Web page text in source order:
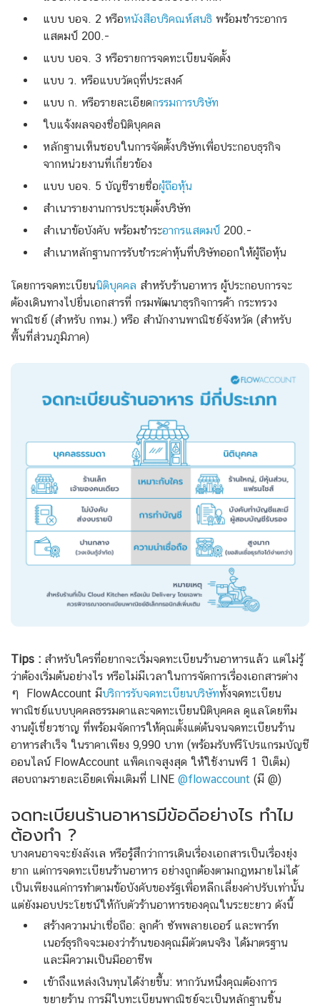
แบบ บอจ. 2 หรือหนังสือบริคณห์สนธิ พร้อมชำระอากร
แสตมป์ 200.-
แบบ บอจ. 3 หรือรายการจดทะเบียนจัดตั้ง
แบบ ว. หรือแบบวัตถุที่ประสงค์
แบบ ก. หรือรายละเอียดกรรมการบริษัท
ใบแจ้งผลจองชื่อนิติบุคคล
หลักฐานเห็นชอบในการจัดตั้งบริษัทเพื่อประกอบธุรกิจ
จากหน่วยงานที่เกี่ยวข้อง
แบบ บอจ. 5 บัญชีรายชื่อผู้ถือหุ้น
สำเนารายงานการประชุมตั้งบริษัท
สำเนาข้อบังคับ พร้อมชำระอากรแสตมป์ 200.-
สำเนาหลักฐานการรับชำระค่าหุ้นที่บริษัทออกให้ผู้ถือหุ้น
โดยการจดทะเบียนนิติบุคคล สำหรับร้านอาหาร ผู้ประกอบการจะ
ต้องเดินทางไปยื่นเอกสารที่ กรมพัฒนาธุรกิจการค้า กระทรวง
พาณิชย์ (สำหรับ กทม.) หรือ สำนักงานพาณิชย์จังหวัด (สำหรับ
พื้นที่ส่วนภูมิภาค)
Tips : สำหรับใครที่อยากจะเริ่มจดทะเบียนร้านอาหารแล้ว แต่ไม่รู้
ว่าต้องเริ่มต้นอย่างไร หรือไม่มีเวลาในการจัดการเรื่องเอกสารต่าง
ๆ FlowAccount มีบริการรับจดทะเบียนบริษัททั้งจดทะเบียน
พาณิชย์แบบบุคคลธรรมดาและจดทะเบียนนิติบุคคล ดูแลโดยทีม
งานผู้เชี่ยวชาญ ที่พร้อมจัดการให้คุณตั้งแต่ต้นจนจดทะเบียนร้าน
อาหารสำเร็จ ในราคาเพียง 9,990 บาท (พร้อมรับฟรีโปรแกรมบัญชี
ออนไลน์ FlowAccount แพ็คเกจสูงสุด ให้ใช้งานฟรี 1 ปีเต็ม)
สอบถามรายละเอียดเพิ่มเติมที่ LINE @flowaccount (มี @)
จดทะเบียนร้านอาหารมีข้อดีอย่างไร ทำไม
ต้องทำ ?
บางคนอาจจะยังลังเล หรือรู้สึกว่าการเดินเรื่องเอกสารเป็นเรื่องยุ่ง
ยาก แต่การจดทะเบียนร้านอาหาร อย่างถูกต้องตามกฎหมายไม่ได้
เป็นเพียงแค่การทำตามข้อบังคับของรัฐเพื่อหลีกเลี่ยงค่าปรับเท่านั้น
แต่ยังมอบประโยชน์ให้กับตัวร้านอาหารของคุณในระยะยาว ดังนี้
สร้างความน่าเชื่อถือ: ลูกค้า ซัพพลายเออร์ และพาร์ท
เนอร์ธุรกิจจะมองว่าร้านของคุณมีตัวตนจริง ได้มาตรฐาน
และมีความเป็นมืออาชีพ
เข้าถึงแหล่งเงินทุนได้ง่ายขึ้น: หากวันหนึ่งคุณต้องการ
ขยายร้าน การมีใบทะเบียนพาณิชย์จะเป็นหลักฐานชิ้น